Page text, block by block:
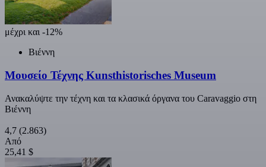
μέχρι και -12%
Βιέννη
Μουσείο Τέχνης Kunsthistorisches Museum
Ανακαλύψτε την τέχνη και τα κλασικά όργανα του Caravaggio στη
Βιέννη
4,7 (2.863)
Από
25,41 $